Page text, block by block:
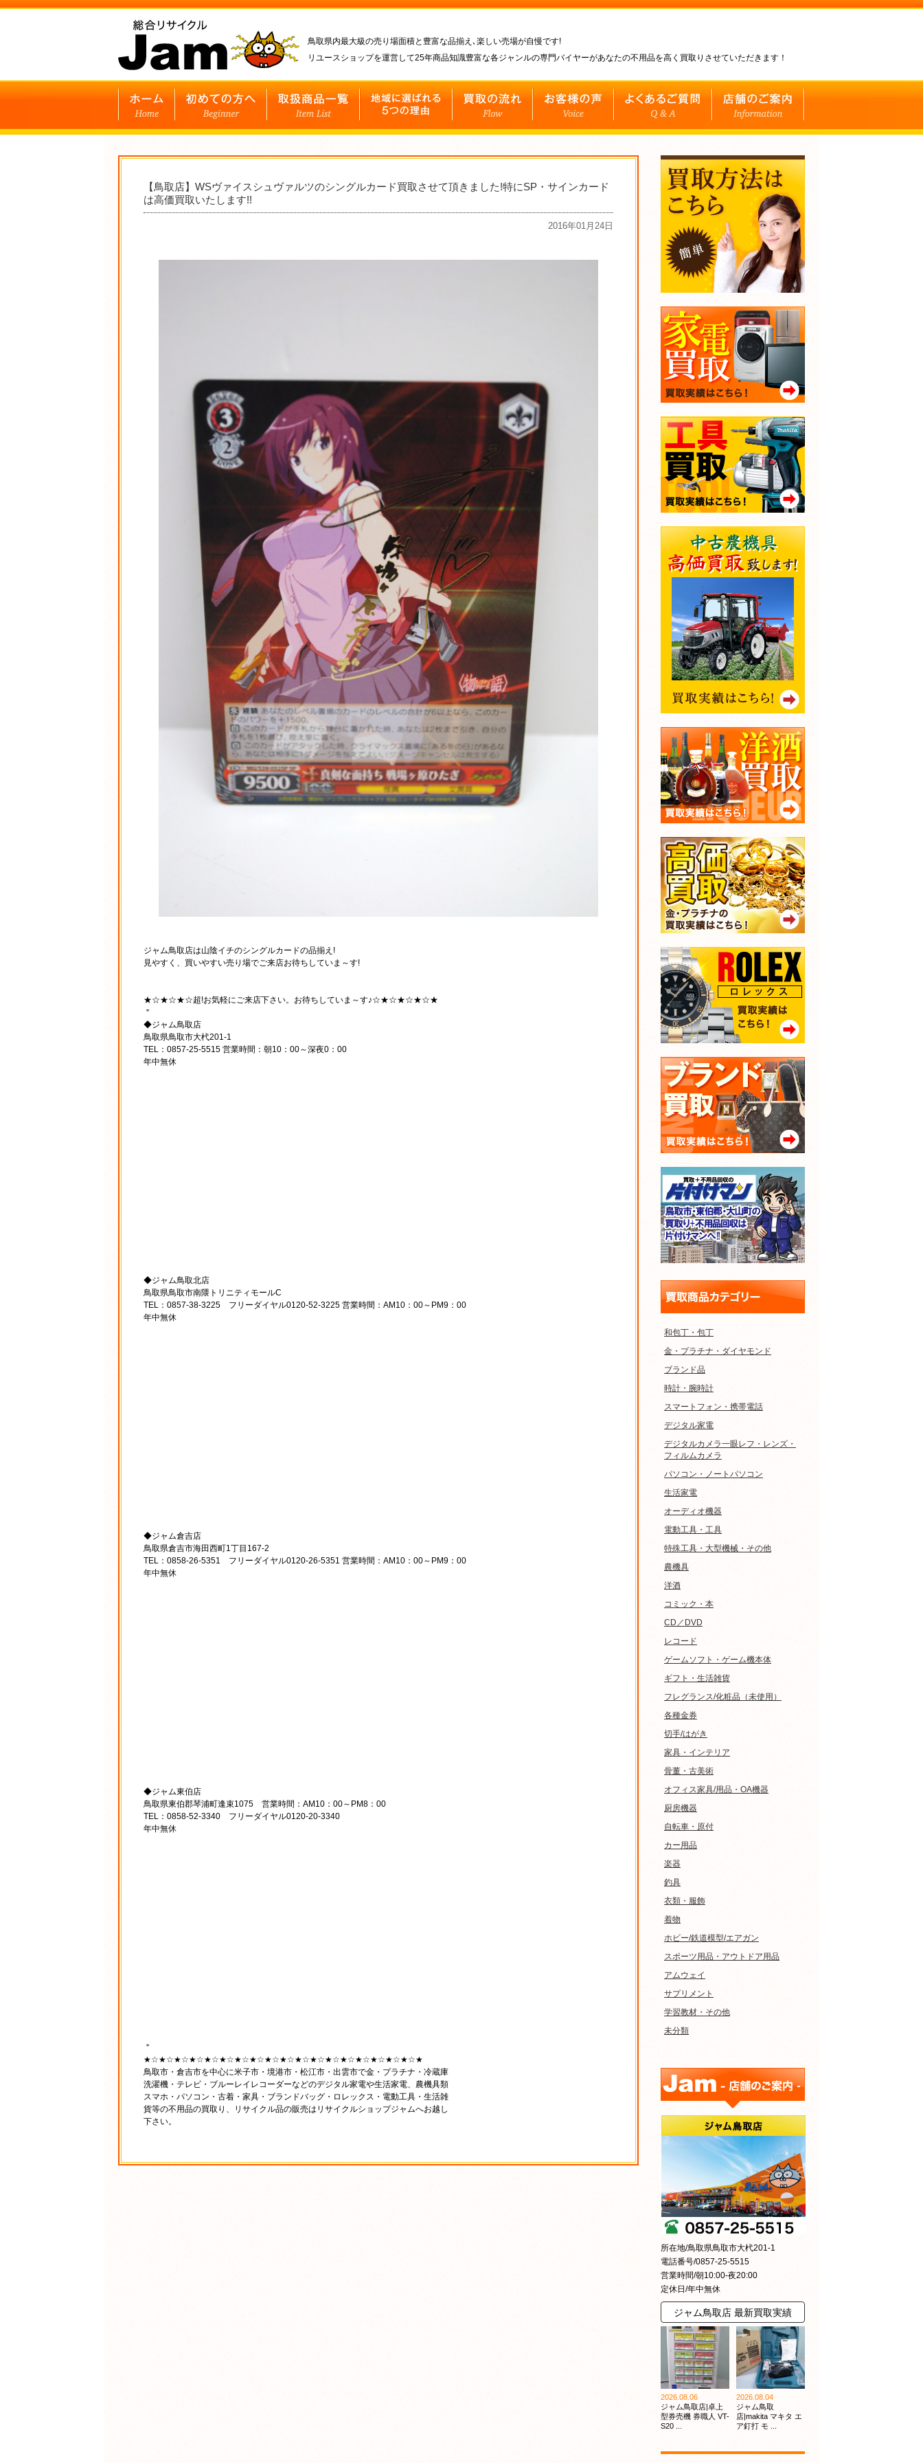
鳥取県内最大級の売り場面積と豊富な品揃え､楽しい売場が自慢です!
リユースショップを運営して25年商品知識豊富な各ジャンルの専門バイヤーがあなたの不用品を高く買取りさせていただきます！
【鳥取店】WSヴァイスシュヴァルツのシングルカード買取させて頂きました!特にSP・サインカード
は高価買取いたします!!
2016年01月24日
ジャム鳥取店は山陰イチのシングルカードの品揃え!
見やすく、買いやすい売り場でご来店お待ちしていま～す!
★☆★☆★☆超!お気軽にご来店下さい。お待ちしていま～す♪☆★☆★☆★☆★
＂
◆ジャム鳥取店
鳥取県鳥取市大杙201-1
TEL：0857-25-5515 営業時間：朝10：00～深夜0：00
年中無休
◆ジャム鳥取北店
鳥取県鳥取市南隈トリニティモールC
TEL：0857-38-3225 フリーダイヤル0120-52-3225 営業時間：AM10：00～PM9：00
年中無休
◆ジャム倉吉店
鳥取県倉吉市海田西町1丁目167-2
TEL：0858-26-5351 フリーダイヤル0120-26-5351 営業時間：AM10：00～PM9：00
年中無休
◆ジャム東伯店
鳥取県東伯郡琴浦町逢束1075 営業時間：AM10：00～PM8：00
TEL：0858-52-3340 フリーダイヤル0120-20-3340
年中無休
＂
★☆★☆★☆★☆★☆★☆★☆★☆★☆★☆★☆★☆★☆★☆★☆★☆★☆★☆★
鳥取市・倉吉市を中心に米子市・境港市・松江市・出雲市で金・プラチナ・冷蔵庫
洗濯機・テレビ・ブルーレイレコーダーなどのデジタル家電や生活家電、農機具類
スマホ・パソコン・古着・家具・ブランドバッグ・ロレックス・電動工具・生活雑
貨等の不用品の買取り、リサイクル品の販売はリサイクルショップジャムへお越し
下さい。
和包丁・包丁
金・プラチナ・ダイヤモンド
ブランド品
時計・腕時計
スマートフォン・携帯電話
デジタル家電
デジタルカメラ一眼レフ・レンズ・
フィルムカメラ
パソコン・ノートパソコン
生活家電
オーディオ機器
電動工具・工具
特殊工具・大型機械・その他
農機具
洋酒
コミック・本
CD／DVD
レコード
ゲームソフト・ゲーム機本体
ギフト・生活雑貨
フレグランス/化粧品（未使用）
各種金券
切手/はがき
家具・インテリア
骨董・古美術
オフィス家具/用品・OA機器
厨房機器
自転車・原付
カー用品
楽器
釣具
衣類・服飾
着物
ホビー/鉄道模型/エアガン
スポーツ用品・アウトドア用品
アムウェイ
サプリメント
学習教材・その他
未分類
所在地/鳥取県鳥取市大杙201-1
電話番号/0857-25-5515
営業時間/朝10:00-夜20:00
定休日/年中無休
ジャム鳥取店 最新買取実績
2026.08.06
ジャム鳥取店|卓上
型券売機 券職人 VT-
S20 ...
2026.08.04
ジャム鳥取
店|makita マキタ エ
ア釘打 モ ...